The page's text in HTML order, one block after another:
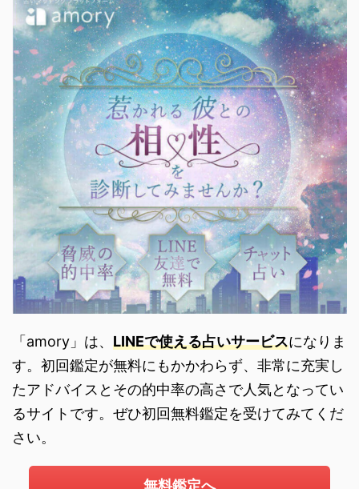
「amory」は、 LINEで使える占いサービスになりま
す。初回鑑定が無料にもかかわらず、非常に充実し
たアドバイスとその的中率の高さで人気となってい
るサイトです。ぜひ初回無料鑑定を受けてみてくだ
さい。
無料鑑定へ